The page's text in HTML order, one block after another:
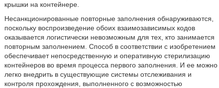
крышки на контейнере.
Несанкционированные повторные заполнения обнаруживаются,
поскольку воспроизведение обоих взаимозависимых кодов
оказывается логистически невозможным для тех, кто занимается
повторным заполнением. Способ в соответствии с изобретением
обеспечивает непосредственную и оперативную стерилизацию
контейнеров во время процесса первого заполнения. И ее можно
легко внедрить в существующие системы отслеживания и
контроля прохождения, выполненного с возможностью